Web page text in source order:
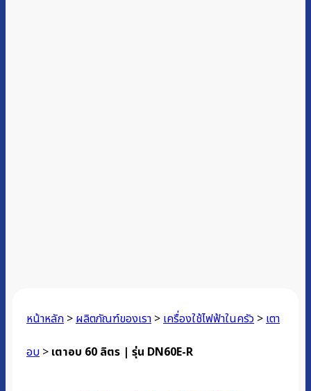
หน้าหลัก >ผลิตภัณฑ์ของเรา >เครื่องใช้ไฟฟ้าในครัว >เตา
อบ > เตาอบ 60 ลิตร | รุ่น DN60E-R